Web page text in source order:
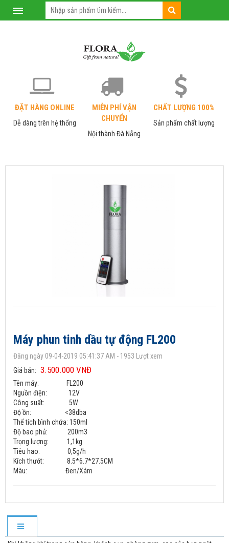
ĐẶT HÀNG ONLINE
Dễ dàng trên hệ thống
MIỄN PHÍ VẬN
CHUYỂN
Nội thành Đà Nẵng
CHẤT LƯỢNG 100%
Sản phẩm chất lượng
Máy phun tinh dầu tự động FL200
Đăng ngày 09-04-2019 05:41:37 AM - 1953 Lượt xem
Giá bán: 3.500.000 VNĐ
Tên máy: FL200
Nguồn điện: 12V
Công suất: 5W
Độ ồn: <38dba
Thể tích bình chứa: 150ml
Độ bao phủ: 200m3
Trọng lượng: 1,1kg
Tiêu hao: 0,5g/h
Kích thướt: 8.5*6.7*27.5CM
Màu: Đen/Xám